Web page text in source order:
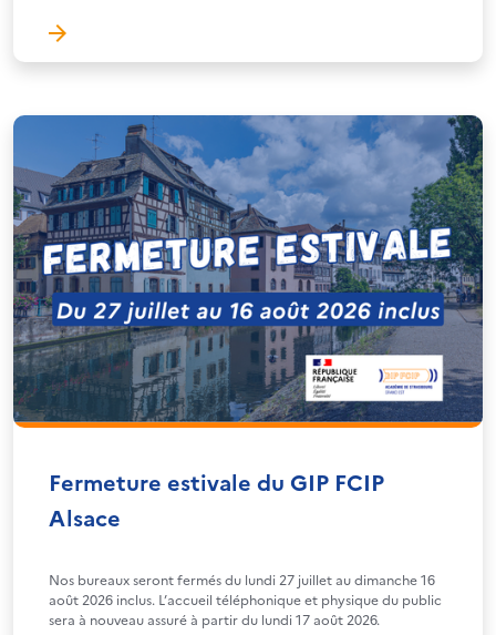
Fermeture estivale du GIP FCIP
Alsace
Nos bureaux seront fermés du lundi 27 juillet au dimanche 16
août 2026 inclus. L’accueil téléphonique et physique du public
sera à nouveau assuré à partir du lundi 17 août 2026.